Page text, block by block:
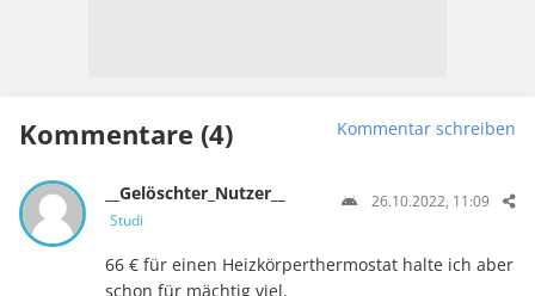
Kommentare (4) Kommentar schreiben
__Gelöschter_Nutzer__
Studi
26.10.2022, 11:09
66 € für einen Heizkörperthermostat halte ich aber
schon für mächtig viel.